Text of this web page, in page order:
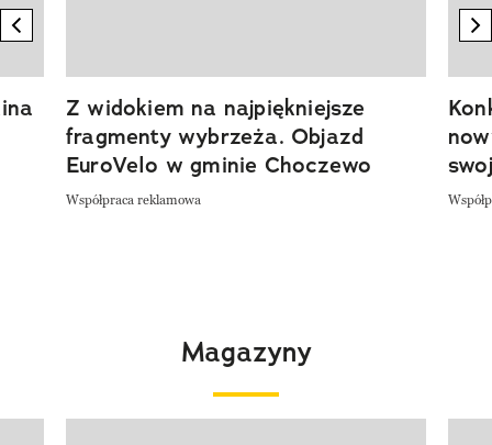
previous element
Z widokiem na najpiękniejsze
fragmenty wybrzeża. Objazd
EuroVelo w gminie Choczewo
Współpraca reklamowa
Magazyny